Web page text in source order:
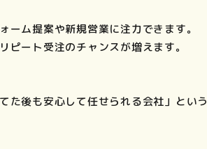
ム提案や新規営業に注力できます。
ート受注のチャンスが増えます。
後も安心して任せられる会社」という